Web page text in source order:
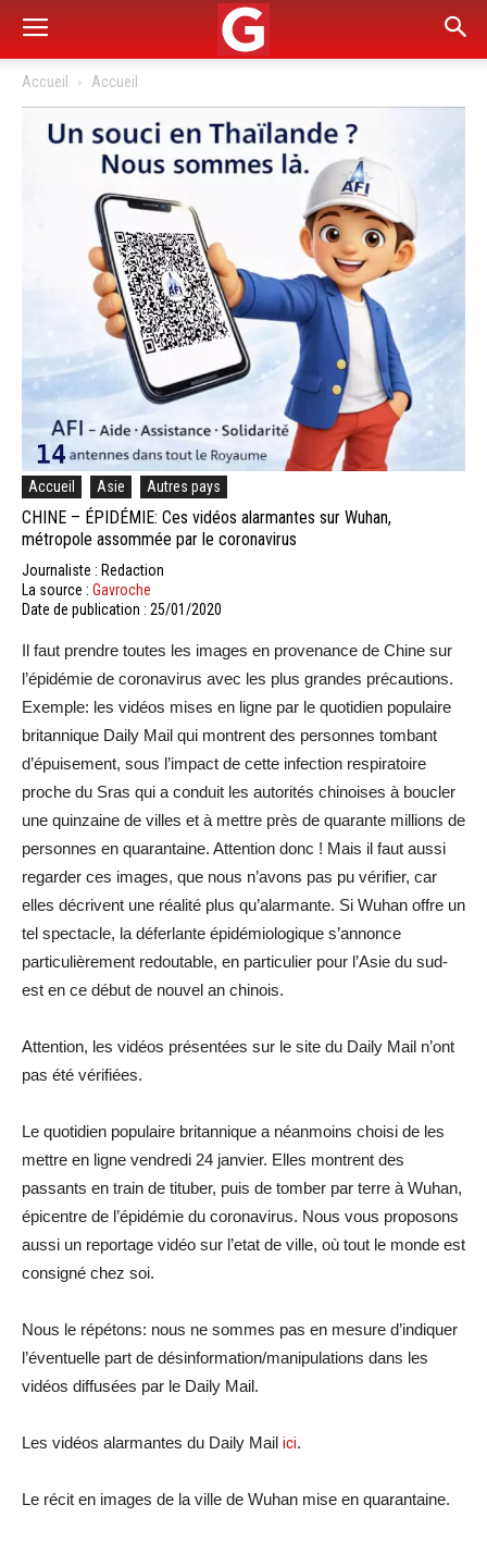
Accueil Accueil
Accueil Asie Autres pays
CHINE – ÉPIDÉMIE: Ces vidéos alarmantes sur Wuhan,
métropole assommée par le coronavirus
Journaliste : Redaction
La source : Gavroche
Date de publication : 25/01/2020
Il faut prendre toutes les images en provenance de Chine sur
l’épidémie de coronavirus avec les plus grandes précautions.
Exemple: les vidéos mises en ligne par le quotidien populaire
britannique Daily Mail qui montrent des personnes tombant
d’épuisement, sous l’impact de cette infection respiratoire
proche du Sras qui a conduit les autorités chinoises à boucler
une quinzaine de villes et à mettre près de quarante millions de
personnes en quarantaine. Attention donc ! Mais il faut aussi
regarder ces images, que nous n’avons pas pu vérifier, car
elles décrivent une réalité plus qu’alarmante. Si Wuhan offre un
tel spectacle, la déferlante épidémiologique s’annonce
particulièrement redoutable, en particulier pour l’Asie du sud-
est en ce début de nouvel an chinois.
Attention, les vidéos présentées sur le site du Daily Mail n’ont
pas été vérifiées.
Le quotidien populaire britannique a néanmoins choisi de les
mettre en ligne vendredi 24 janvier. Elles montrent des
passants en train de tituber, puis de tomber par terre à Wuhan,
épicentre de l’épidémie du coronavirus. Nous vous proposons
aussi un reportage vidéo sur l’etat de ville, où tout le monde est
consigné chez soi.
Nous le répétons: nous ne sommes pas en mesure d’indiquer
l’éventuelle part de désinformation/manipulations dans les
vidéos diffusées par le Daily Mail.
Les vidéos alarmantes du Daily Mail ici.
Le récit en images de la ville de Wuhan mise en quarantaine.